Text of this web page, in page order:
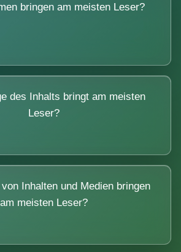
bringen am meisten Leser?
des Inhalts bringt am meisten
Leser?
Inhalten und Medien bringen
am meisten Leser?